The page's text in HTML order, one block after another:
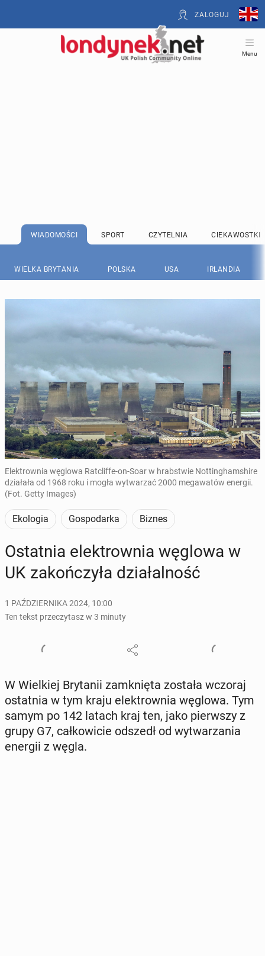
ZALOGUJ
Menu
WIADOMOŚCI SPORT CZYTELNIA CIEKAWOSTKI
WIELKA BRYTANIA POLSKA USA IRLANDIA
Elektrownia węglowa Ratcliffe-on-Soar w hrabstwie Nottinghamshire
działała od 1968 roku i mogła wytwarzać 2000 megawatów energii.
(Fot. Getty Images)
Ekologia Gospodarka Biznes
Ostat­nia elek­trow­nia węglowa w
UK za­koń­czy­ła dzia­łal­ność
1 PAŹDZIERNIKA 2024, 10:00
Ten tekst przeczytasz w 3 minuty
W Wiel­kiej Bry­ta­nii za­mknię­ta została wczoraj
ostat­nia w tym kraju elek­trow­nia węglowa. Tym
samym po 142 latach kraj ten, jako pierw­szy z
grupy G7, cał­ko­wi­cie odszedł od wy­twa­rza­nia
energii z węgla.